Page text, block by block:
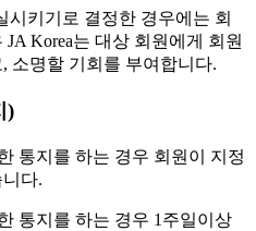
시키기로 결정한 경우에는 회
Korea는 대상 회원에게 회원
소명할 기회를 부여합니다.
)
통지를 하는 경우 회원이 지정
다.
통지를 하는 경우 1주일이상